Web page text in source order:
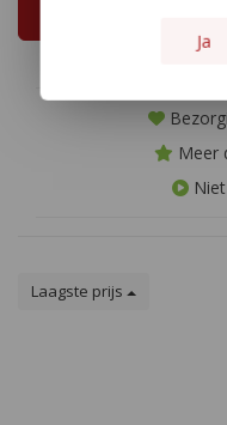
Meer
Laagste prijs
Ja